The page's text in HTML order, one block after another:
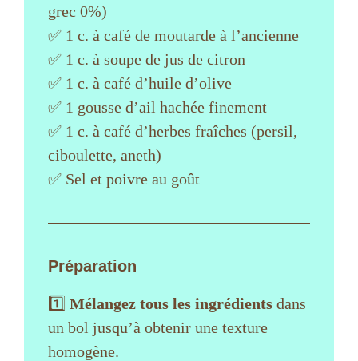
grec 0%)
✅ 1 c. à café de moutarde à l’ancienne
✅ 1 c. à soupe de jus de citron
✅ 1 c. à café d’huile d’olive
✅ 1 gousse d’ail hachée finement
✅ 1 c. à café d’herbes fraîches (persil,
ciboulette, aneth)
✅ Sel et poivre au goût
Préparation
1️⃣ Mélangez tous les ingrédients dans
un bol jusqu’à obtenir une texture
homogène.